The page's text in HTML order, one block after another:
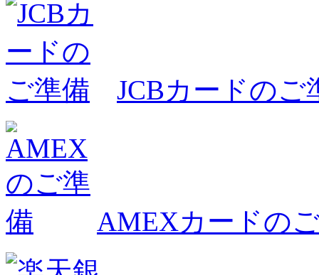
JCBカードのご
AMEXカードの